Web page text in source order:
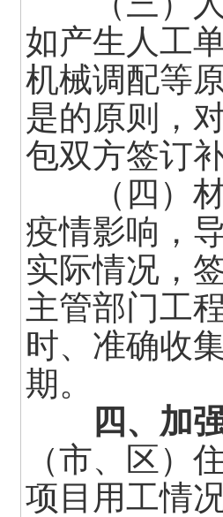
如产生人工
机械调配等
是的原则，
包双方签订
（四）材
疫情影响，
实际情况，
主管部门工
时、准确收
期。
四、加强
（市、区）
项目用工情